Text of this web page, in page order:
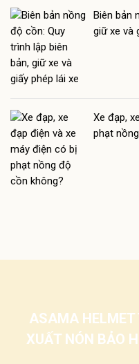
Biên bản
giữ xe và
Xe đạp,
phạt
ASAMA
XUẤT NÓN BẢO